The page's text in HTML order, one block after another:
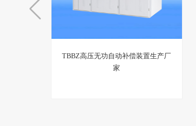
TBBZ高压无功自动补偿装置生产厂
家